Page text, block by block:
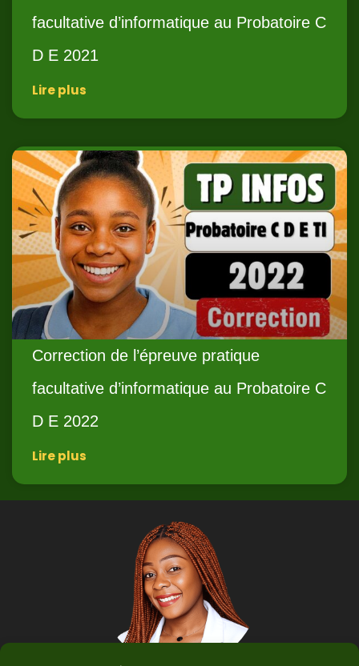
facultative d’informatique au Probatoire C
D E 2021
Lire plus
Correction de l’épreuve pratique
facultative d’informatique au Probatoire C
D E 2022
Lire plus